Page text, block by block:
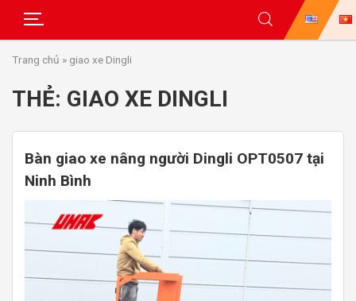
Trang chủ » giao xe Dingli
THẺ: GIAO XE DINGLI
Bàn giao xe nâng người Dingli OPT0507 tại
Ninh Bình